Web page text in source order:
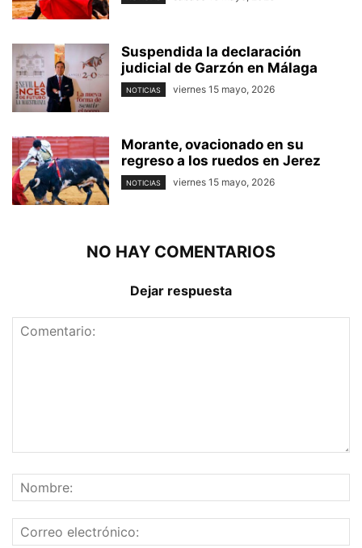
Suspendida la declaración
judicial de Garzón en Málaga
NOTICIAS viernes 15 mayo, 2026
Morante, ovacionado en su
regreso a los ruedos en Jerez
NOTICIAS viernes 15 mayo, 2026
NO HAY COMENTARIOS
Dejar respuesta